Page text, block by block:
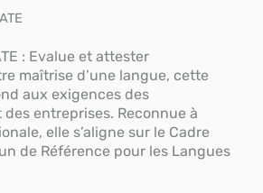
: Evalue et attester
maîtrise d’une langue, cette
aux exigences des
entreprises. Reconnue à
elle s’aligne sur le Cadre
de Référence pour les Langues